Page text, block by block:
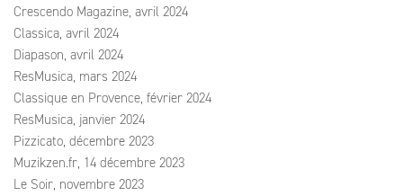
Crescendo Magazine, avril 2024
Classica, avril 2024
Diapason, avril 2024
ResMusica, mars 2024
Classique en Provence, février 2024
ResMusica, janvier 2024
Pizzicato, décembre 2023
Muzikzen.fr, 14 décembre 2023
Le Soir, novembre 2023